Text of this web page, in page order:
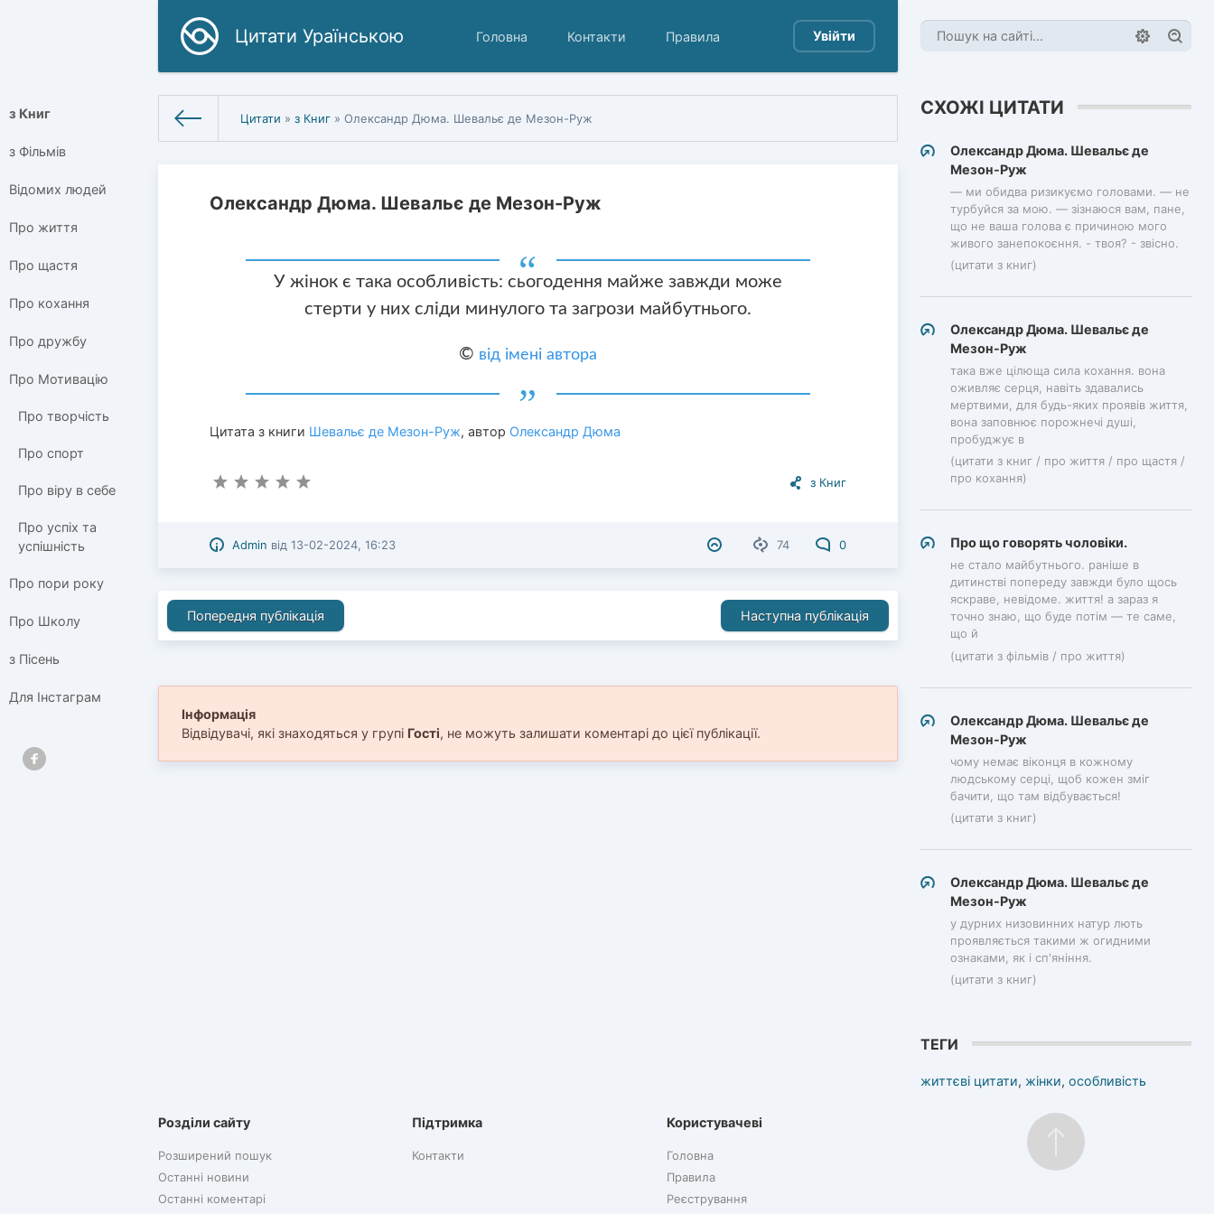
Цитати Ураїнською Головна Контакти Правила Увійти
з Книг
з Фільмів
Відомих людей
Про життя
Про щастя
Про кохання
Про дружбу
Про Мотивацію
Про творчість
Про спорт
Про віру в себе
Про успіх та
успішність
Про пори року
Про Школу
з Пісень
Для Інстаграм
Цитати »з Книг » Олександр Дюма. Шевальє де Мезон-Руж
Олександр Дюма. Шевальє де Мезон-Руж
У жінок є така особливість: сьогодення майже завжди може
стерти у них сліди минулого та загрози майбутнього.
© від імені автора
Цитата з книги Шевальє де Мезон-Руж, автор Олександр Дюма
з Книг
74 0
Admin від13-02-2024, 16:23
СХОЖІ ЦИТАТИ
Олександр Дюма. Шевальє де
Мезон-Руж
— ми обидва ризикуємо головами. — не
турбуйся за мою. — зізнаюся вам, пане,
що не ваша голова є причиною мого
живого занепокоєння. - твоя? - звісно.
(цитати з книг)
Олександр Дюма. Шевальє де
Мезон-Руж
така вже цілюща сила кохання. вона
оживляє серця, навіть здавались
мертвими, для будь-яких проявів життя,
вона заповнює порожнечі душі,
пробуджує в
(цитати з книг / про життя / про щастя /
про кохання)
Про що говорять чоловіки.
не стало майбутнього. раніше в
дитинстві попереду завжди було щось
яскраве, невідоме. життя! а зараз я
точно знаю, що буде потім — те саме,
що й
(цитати з фільмів / про життя)
Олександр Дюма. Шевальє де
Мезон-Руж
чому немає віконця в кожному
людському серці, щоб кожен зміг
бачити, що там відбувається!
(цитати з книг)
Олександр Дюма. Шевальє де
Мезон-Руж
у дурних низовинних натур лють
проявляється такими ж огидними
ознаками, як і сп'яніння.
(цитати з книг)
ТЕГИ
життєві цитати, жінки, особливість
Попередня публікація Наступна публікація
Інформація
Відвідувачі, які знаходяться у групі Гості, не можуть залишати коментарі до цієї публікації.
Розділи сайту
Розширений пошук
Останні новини
Останні коментарі
Підтримка
Контакти
Користувачеві
Головна
Правила
Реєстрування